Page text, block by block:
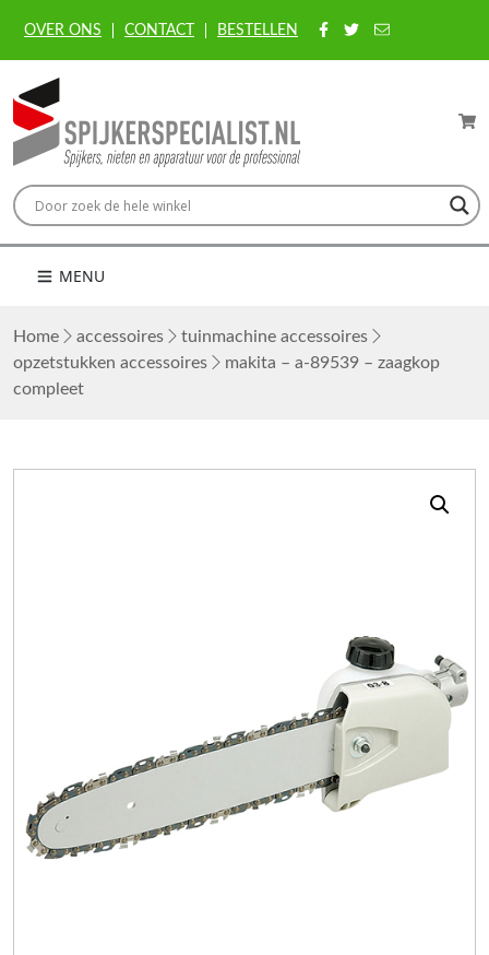
OVER ONS CONTACT BESTELLEN
MENU
Home accessoires
tuinmachine accessoires
opzetstukken accessoires
makita – a-89539 – zaagkop
compleet